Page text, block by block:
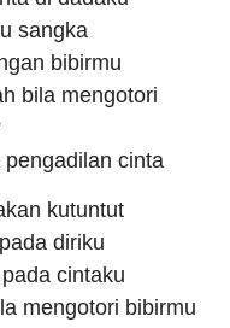
sangka
bibirmu
bila mengotori
cinta
kutuntut
diriku
cintaku
mengotori bibirmu